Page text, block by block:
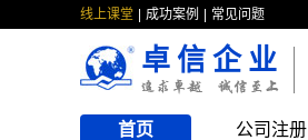
线上课堂 成功案例 常见问题
卓信企业
首页 公司注册